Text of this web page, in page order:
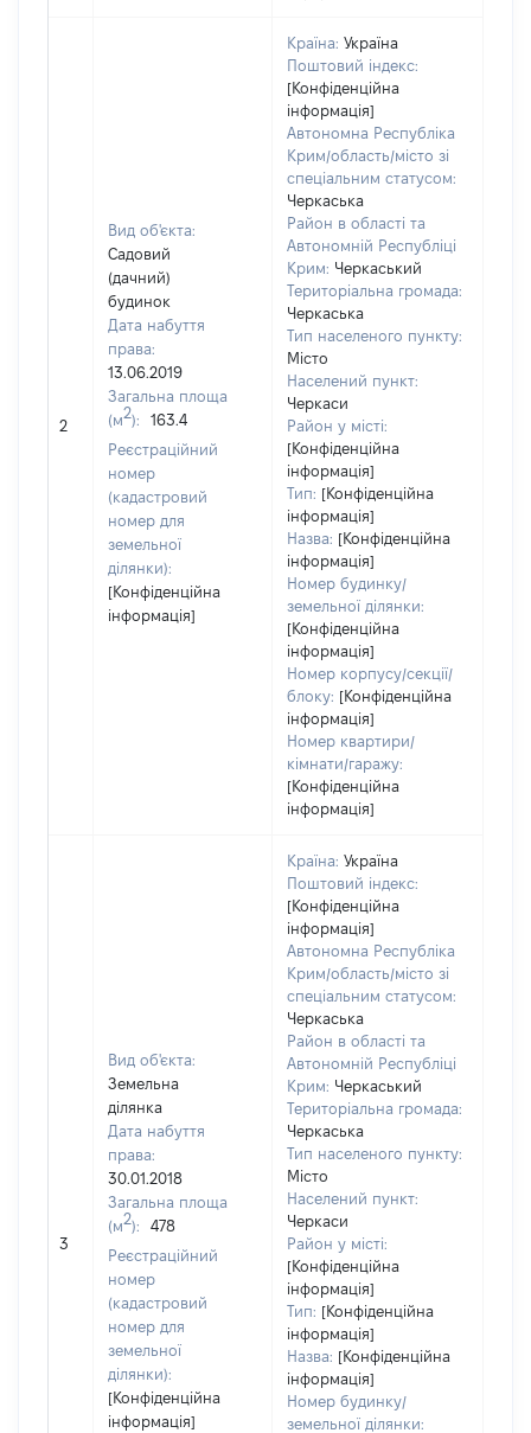
2
Вид об'єкта:
Садовий
(дачний)
будинок
Дата набуття
права:
13.06.2019
Загальна площа
(м2):
163.4
Реєстраційний
номер
(кадастровий
номер для
земельної
ділянки):
[Конфіденційна
інформація]
Країна: Україна
Поштовий індекс:
[Конфіденційна
інформація]
Автономна Республіка
Крим/область/місто зі
спеціальним статусом:
Черкаська
Район в області та
Автономній Республіці
Крим: Черкаський
Територіальна громада:
Черкаська
Тип населеного пункту:
Місто
Населений пункт:
Черкаси
Район у місті:
[Конфіденційна
інформація]
Тип: [Конфіденційна
інформація]
Назва: [Конфіденційна
інформація]
Номер будинку/
земельної ділянки:
[Конфіденційна
інформація]
Номер корпусу/секції/
блоку: [Конфіденційна
інформація]
Номер квартири/
кімнати/гаражу:
[Конфіденційна
інформація]
3
Вид об'єкта:
Земельна
ділянка
Дата набуття
права:
30.01.2018
Загальна площа
(м2):
478
Реєстраційний
номер
(кадастровий
номер для
земельної
ділянки):
[Конфіденційна
інформація]
Країна: Україна
Поштовий індекс:
[Конфіденційна
інформація]
Автономна Республіка
Крим/область/місто зі
спеціальним статусом:
Черкаська
Район в області та
Автономній Республіці
Крим: Черкаський
Територіальна громада:
Черкаська
Тип населеного пункту:
Місто
Населений пункт:
Черкаси
Район у місті:
[Конфіденційна
інформація]
Тип: [Конфіденційна
інформація]
Назва: [Конфіденційна
інформація]
Номер будинку/
земельної ділянки: